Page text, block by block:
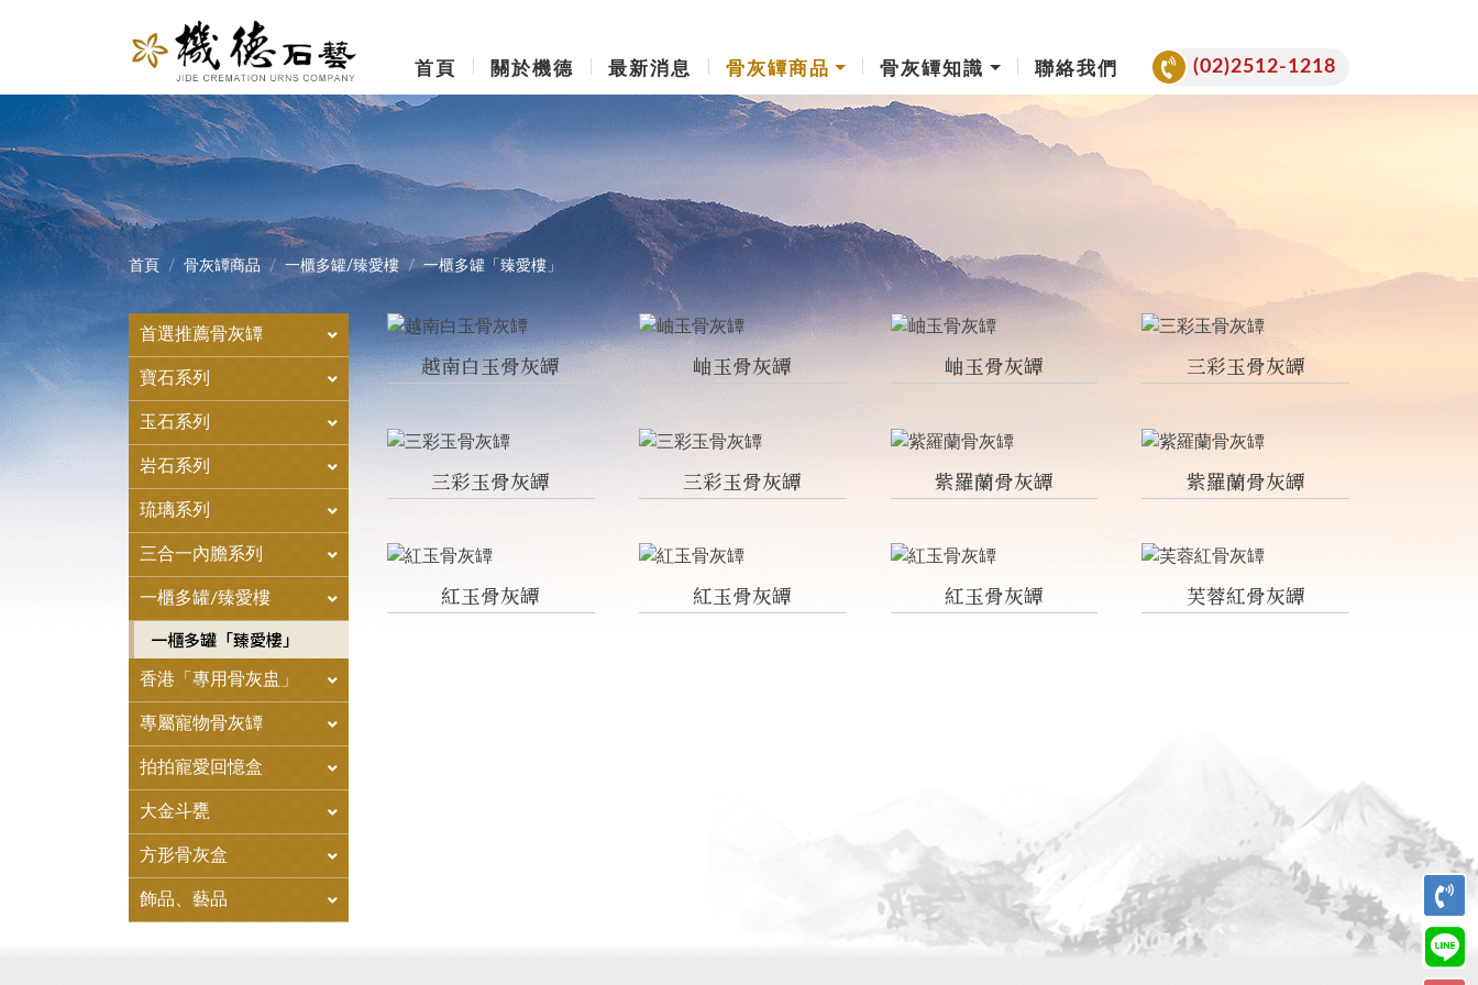
首頁 關於機德 最新消息 骨灰罈商品 骨灰罈知識 聯絡我們 (02)2512-1218
首頁 骨灰罈商品 一櫃多罐/臻愛樓 一櫃多罐「臻愛樓」
首選推薦骨灰罈
寶石系列
玉石系列
岩石系列
琉璃系列
三合一內膽系列
一櫃多罐/臻愛樓
一櫃多罐「臻愛樓」
香港「專用骨灰盅」
專屬寵物骨灰罈
拍拍寵愛回憶盒
大金斗甕
方形骨灰盒
飾品、藝品
越南白玉骨灰罈 岫玉骨灰罈 岫玉骨灰罈 三彩玉骨灰罈
三彩玉骨灰罈 三彩玉骨灰罈 紫羅蘭骨灰罈 紫羅蘭骨灰罈
紅玉骨灰罈 紅玉骨灰罈 紅玉骨灰罈 芙蓉紅骨灰罈